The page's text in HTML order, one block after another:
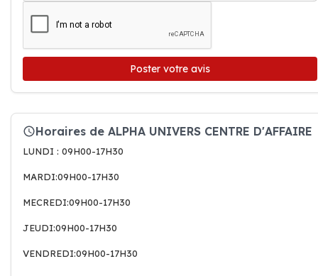
Poster votre avis
Horaires de ALPHA UNIVERS CENTRE D'AFFAIRE
LUNDI : 09H00-17H30
MARDI:09H00-17H30
MECREDI:09H00-17H30
JEUDI:09H00-17H30
VENDREDI:09H00-17H30